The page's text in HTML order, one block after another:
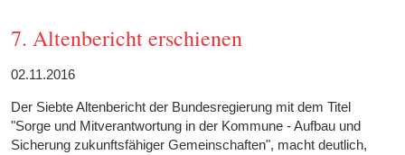
7. Altenbericht erschienen
02.11.2016
Der Siebte Altenbericht der Bundesregierung mit dem Titel
"Sorge und Mitverantwortung in der Kommune - Aufbau und
Sicherung zukunftsfähiger Gemeinschaften", macht deutlich,